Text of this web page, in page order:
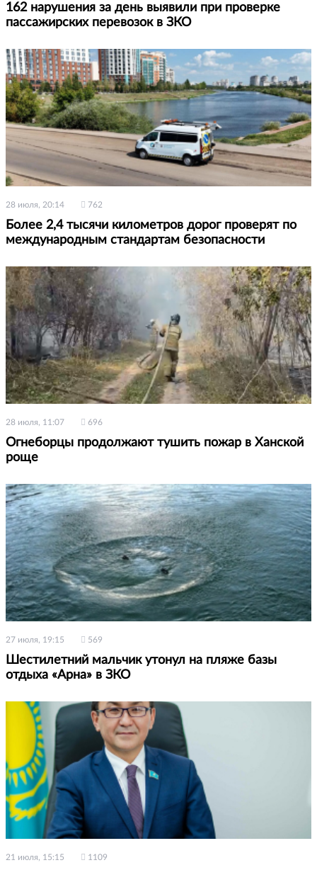
162 нарушения за день выявили при проверке
пассажирских перевозок в ЗКО
28 июля, 20:14 762
Более 2,4 тысячи километров дорог проверят по
международным стандартам безопасности
28 июля, 11:07 696
Огнеборцы продолжают тушить пожар в Ханской
роще
27 июля, 19:15 569
Шестилетний мальчик утонул на пляже базы
отдыха «Арна» в ЗКО
21 июля, 15:15 1109